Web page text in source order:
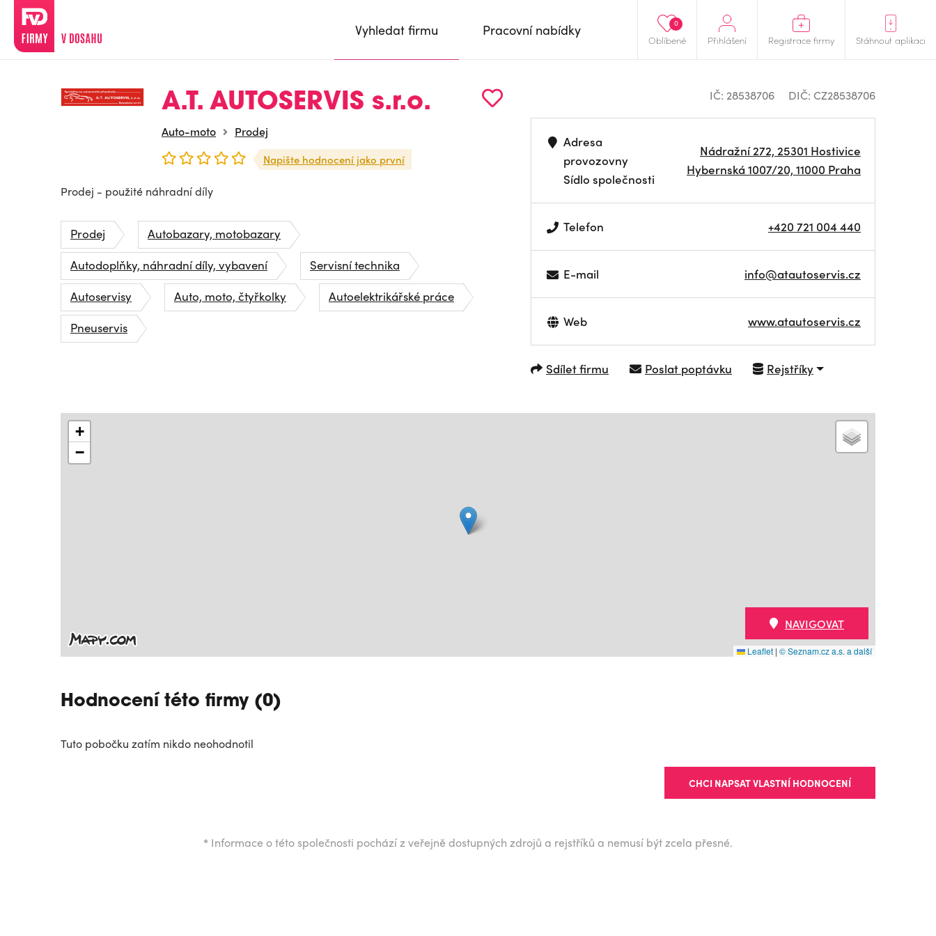
Oblíbené
0
Přihlášení Registrace firmy Stáhnout aplikaci
Vyhledat firmu Pracovní nabídky
A.T. AUTOSERVIS s.r.o.
Auto-moto Prodej
Napište hodnocení jako první
Prodej - použité náhradní díly
Prodej
Autobazary, motobazary
Autodoplňky, náhradní díly, vybavení
Servisní technika
Autoservisy
Auto, moto, čtyřkolky
Autoelektrikářské práce
Pneuservis
IČ: 28538706 DIČ: CZ28538706
Adresa
provozovny
Sídlo společnosti
Nádražní 272, 25301 Hostivice
Hybernská 1007/20, 11000 Praha
Telefon +420 721 004 440
E-mail info@atautoservis.cz
Web www.atautoservis.cz
Sdílet firmu Poslat poptávku Rejstříky
+
−
Leaflet | © Seznam.cz a.s. a další
NAVIGOVAT
Hodnocení této firmy (0)
Tuto pobočku zatím nikdo neohodnotil
CHCI NAPSAT VLASTNÍ HODNOCENÍ
* Informace o této společnosti pochází z veřejně dostupných zdrojů a rejstříků a nemusí být zcela přesné.